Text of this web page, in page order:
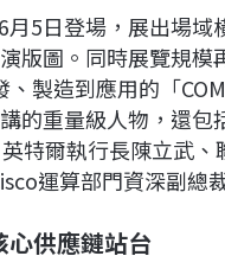
月5日登場，展出場
版圖。同時展覽規
製造到應用的「
的重量級人物，還
特爾執行長陳立武、
運算部門資深副總
心供應鏈站台